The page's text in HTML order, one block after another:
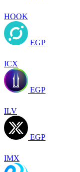
HOOK
EGP
ICX
EGP
ILV
EGP
IMX